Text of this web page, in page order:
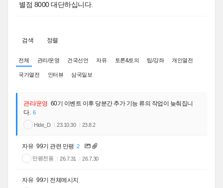
별점 8000 대단하십니다.
검색 정렬
전체 관리/운영 건국선언 자유 토론&토의 팁/강좌 개인열전
국가열전 인터뷰 삼국일보
관리/운영 60기 이벤트 이후 당분간 추가 기능 류의 작업이 늦춰집니
다. 6
Hide_D 23.10.30 23.8.2
자유 99기 관련 만평 2
만평전용
26.7.31 26.7.30
자유 99기 전체메시지